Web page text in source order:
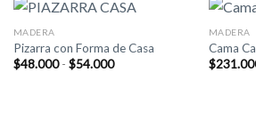
MADERA
Pizarra con Forma de Casa
$48.000 - $54.000Rango
MADERA
Cama
$